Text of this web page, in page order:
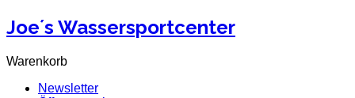
Joe´s Wassersportcenter
Warenkorb
Newsletter